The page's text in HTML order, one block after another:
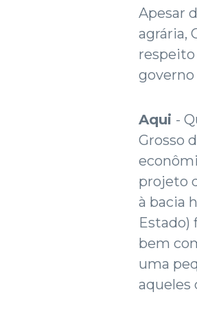
Apesar
agrária,
respeito
governo
Aqui -
Grosso
projeto
à bacia
Estado)
bem
uma
aqueles